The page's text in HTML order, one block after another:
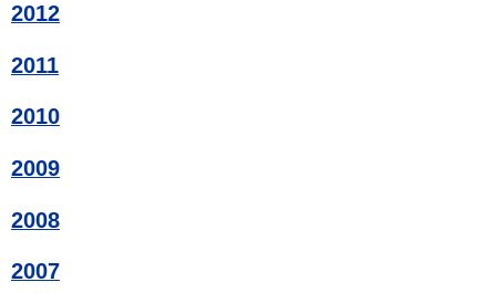
2012
2011
2010
2009
2008
2007